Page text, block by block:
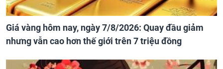
Giá vàng hôm nay, ngày 7/8/2026: Quay đầu giảm
nhưng vẫn cao hơn thế giới trên 7 triệu đồng